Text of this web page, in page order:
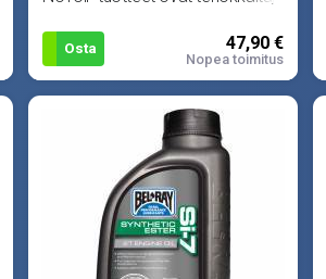
Osta 47,90 €
Nopea toimitus